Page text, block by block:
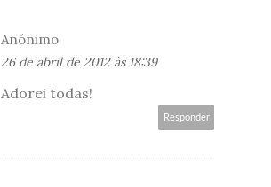
Anónimo
26 de abril de 2012 às 18:39
Adorei todas!
Responder